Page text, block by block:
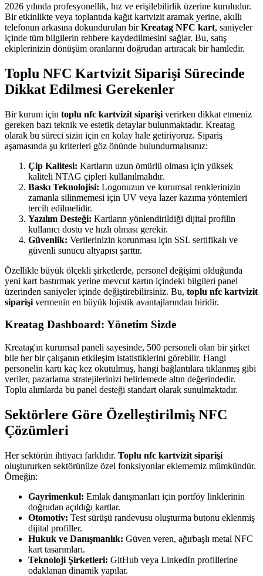
2026 yılında profesyonellik, hız ve erişilebilirlik üzerine kuruludur.
Bir etkinlikte veya toplantıda kağıt kartvizit aramak yerine, akıllı
telefonun arkasına dokundurulan birKreatag NFC kart, saniyeler
içinde tüm bilgilerin rehbere kaydedilmesini sağlar. Bu, satış
ekiplerinizin dönüşüm oranlarını doğrudan artıracak bir hamledir.
Toplu NFC Kartvizit Siparişi Sürecinde
Dikkat Edilmesi Gerekenler
Bir kurum için toplu nfc kartvizit siparişi verirken dikkat etmeniz
gereken bazı teknik ve estetik detaylar bulunmaktadır. Kreatag
olarak bu süreci sizin için en kolay hale getiriyoruz. Sipariş
aşamasında şu kriterleri göz önünde bulundurmalısınız:
Çip Kalitesi: Kartların uzun ömürlü olması için yüksek
kaliteli NTAG çipleri kullanılmalıdır.
Baskı Teknolojisi: Logonuzun ve kurumsal renklerinizin
zamanla silinmemesi için UV veya lazer kazıma yöntemleri
tercih edilmelidir.
Yazılım Desteği: Kartların yönlendirildiği dijital profilin
kullanıcı dostu ve hızlı olması gerekir.
Güvenlik: Verilerinizin korunması için SSL sertifikalı ve
güvenli sunucu altyapısı şarttır.
Özellikle büyük ölçekli şirketlerde, personel değişimi olduğunda
yeni kart bastırmak yerine mevcut kartın içindeki bilgileri panel
üzerinden saniyeler içinde değiştirebilirsiniz. Bu, toplu nfc kartvizit
siparişi vermenin en büyük lojistik avantajlarından biridir.
Kreatag Dashboard: Yönetim Sizde
Kreatag'ın kurumsal paneli sayesinde, 500 personeli olan bir şirket
bile her bir çalışanın etkileşim istatistiklerini görebilir. Hangi
personelin kartı kaç kez okutulmuş, hangi bağlantılara tıklanmış gibi
veriler, pazarlama stratejilerinizi belirlemede altın değerindedir.
Toplu alımlarda bu panel desteği standart olarak sunulmaktadır.
Sektörlere Göre Özelleştirilmiş NFC
Çözümleri
Her sektörün ihtiyacı farklıdır. Toplu nfc kartvizit siparişi
oluştururken sektörünüze özel fonksiyonlar eklememiz mümkündür.
Örneğin:
Gayrimenkul: Emlak danışmanları için portföy linklerinin
doğrudan açıldığı kartlar.
Otomotiv: Test sürüşü randevusu oluşturma butonu eklenmiş
dijital profiller.
Hukuk ve Danışmanlık: Güven veren, ağırbaşlı metal NFC
kart tasarımları.
Teknoloji Şirketleri: GitHub veya LinkedIn profillerine
odaklanan dinamik yapılar.